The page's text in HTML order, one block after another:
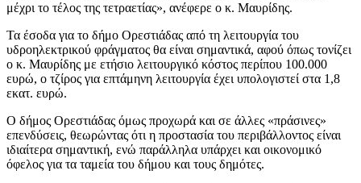
μέχρι το τέλος της τετραετίας», ανέφερε ο κ. Μαυρίδης.
Τα έσοδα για το δήμο Ορεστιάδας από τη λειτουργία του
υδροηλεκτρικού φράγματος θα είναι σημαντικά, αφού όπως τονίζει
ο κ. Μαυρίδης με ετήσιο λειτουργικό κόστος περίπου 100.000
ευρώ, ο τζίρος για επτάμηνη λειτουργία έχει υπολογιστεί στα 1,8
εκατ. ευρώ.
Ο δήμος Ορεστιάδας όμως προχωρά και σε άλλες «πράσινες»
επενδύσεις, θεωρώντας ότι η προστασία του περιβάλλοντος είναι
ιδιαίτερα σημαντική, ενώ παράλληλα υπάρχει και οικονομικό
όφελος για τα ταμεία του δήμου και τους δημότες.